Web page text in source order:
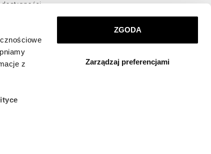
z
ZGODA
Zarządzaj preferencjami
KONTAKT
info@apart.pl